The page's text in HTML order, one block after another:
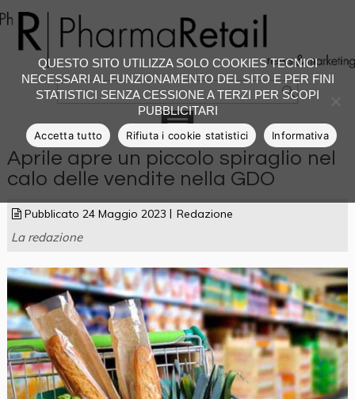
Aprile apre un piccolo spiraglio nel
calo delle vendite nella GDO
Pubblicato 24 Maggio 2023 Redazione
La redazione
QUESTO SITO UTILIZZA SOLO COOKIES TECNICI
NECESSARI AL FUNZIONAMENTO DEL SITO E PER FINI
STATISTICI SENZA CESSIONE A TERZI PER SCOPI
PUBBLICITARI
Accetta tutto Rifiuta i cookie statistici Informativa